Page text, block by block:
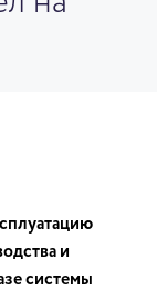
и
системы